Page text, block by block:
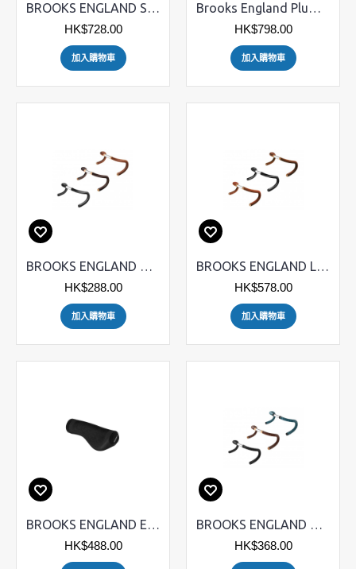
BROOKS ENGLAND Slender 真皮手筒
HK$728.00
加入購物車
Brooks England Plump 真皮手筒
HK$798.00
加入購物車
BROOKS ENGLAND Microfiber 頭布
HK$288.00
加入購物車
BROOKS ENGLAND Leather Bar Tape 真皮頭布
HK$578.00
加入購物車
BROOKS ENGLAND Ergonomic Rubber Grips 手筒 - Made in Finland
HK$488.00
BROOKS ENGLAND Cambium 頭布
HK$368.00